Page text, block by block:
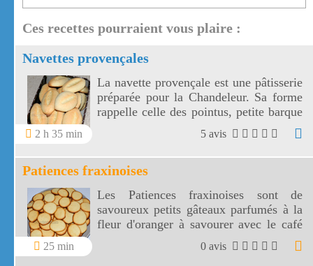
Ces recettes pourraient vous plaire :
Navettes provençales
2 h 35 min
La navette provençale est une pâtisserie
préparée pour la Chandeleur. Sa forme
rappelle celle des pointus, petite barque
de Provence. Elle convient parfaitement
pour accompagner un café ou un thé.
5 avis
Patiences fraxinoises
25 min
Les Patiences fraxinoises sont de
savoureux petits gâteaux parfumés à la
fleur d'oranger à savourer avec le café
ou le thé. Les Patiences fraxinoises se
conservent facilement dans une boîte
0 avis